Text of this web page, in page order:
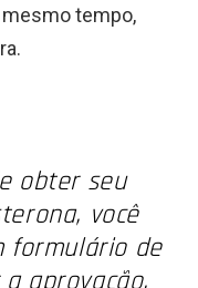
mesmo tempo,
obter seu
você
formulário de